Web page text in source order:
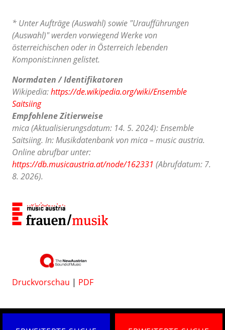
* Unter Aufträge (Auswahl) sowie "Uraufführungen
(Auswahl)" werden vorwiegend Werke von
österreichischen oder in Österreich lebenden
Komponist:innen gelistet.
Normdaten / Identifikatoren
Wikipedia:https://de.wikipedia.org/wiki/Ensemble
Saitsiing
Empfohlene Zitierweise
mica (Aktualisierungsdatum: 14. 5. 2024): Ensemble
Saitsiing. In: Musikdatenbank von mica – music austria.
Online abrufbar unter:
https://db.musicaustria.at/node/162331 (Abrufdatum: 7.
8. 2026).
Druckvorschau | PDF